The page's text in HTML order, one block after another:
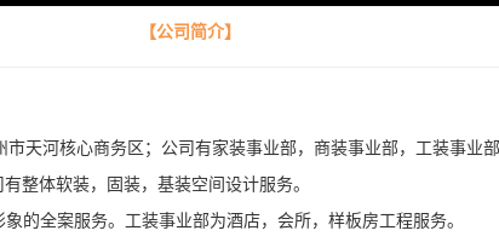
【公司简介】
天河核心商务区；公司有家装事业部，商装事业部，工装事业部
体软装，固装，基装空间设计服务。
的全案服务。工装事业部为酒店，会所，样板房工程服务。